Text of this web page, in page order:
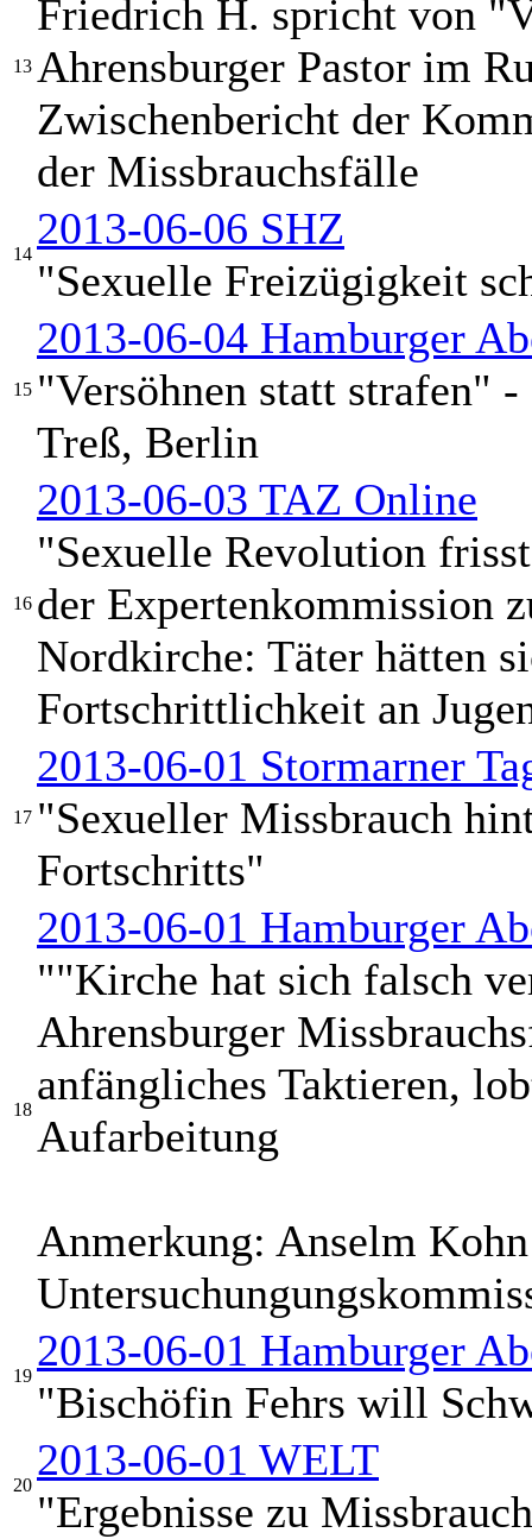
13
Friedrich H. spricht von
Ahrensburger Pastor im
Zwischenbericht der
der Missbrauchsfälle
14
2013-06-06 SHZ
"Sexuelle Freizügigkeit
15
2013-06-04 Hamburger
"Versöhnen statt strafen"
Treß, Berlin
16
2013-06-03 TAZ Online
"Sexuelle Revolution
der Expertenkommission
Nordkirche: Täter hätten
Fortschrittlichkeit an
17
2013-06-01 Stormarner
"Sexueller Missbrauch
Fortschritts"
18
2013-06-01 Hamburger
""Kirche hat sich falsch
Ahrensburger
anfängliches Taktieren,
Aufarbeitung
Anmerkung: Anselm
19
2013-06-01 Hamburger
"Bischöfin Fehrs will
20
2013-06-01 WELT
"Ergebnisse zu